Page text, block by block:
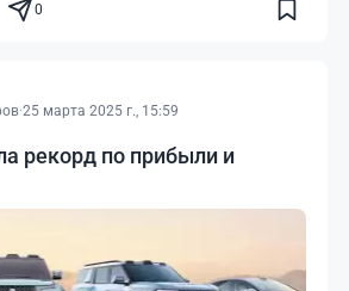
0
·25 марта 2025 г., 15:59
рекорд по прибыли и